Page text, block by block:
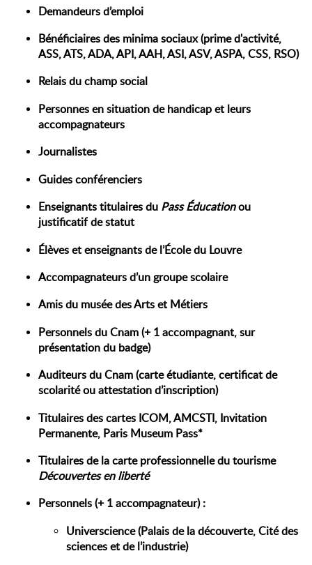
Demandeurs d’emploi
Bénéficiaires des minima sociaux (prime d'activité,
ASS, ATS, ADA, API, AAH, ASI, ASV, ASPA, CSS, RSO)
Relais du champ social
Personnes en situation de handicap et leurs
accompagnateurs
Journalistes
Guides conférenciers
Enseignants titulaires du Pass Éducationou
justificatif de statut
Élèves et enseignants de l’École du Louvre
Accompagnateurs d’un groupe scolaire
Amis du musée des Arts et Métiers
Personnels du Cnam (+ 1 accompagnant, sur
présentation du badge)
Auditeurs du Cnam (carte étudiante, certificat de
scolarité ou attestation d’inscription)
Titulaires des cartes ICOM, AMCSTI, Invitation
Permanente, Paris Museum Pass*
Titulaires de la carte professionnelle du tourisme
Découvertes en liberté
Personnels (+ 1 accompagnateur) :
Universcience (Palais de la découverte, Cité des
sciences et de l’industrie)